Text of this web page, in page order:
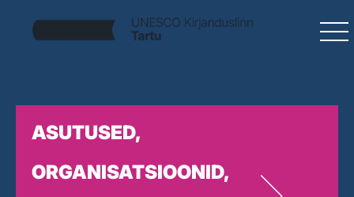
ASUTUSED,
ORGANISATSIOONID,